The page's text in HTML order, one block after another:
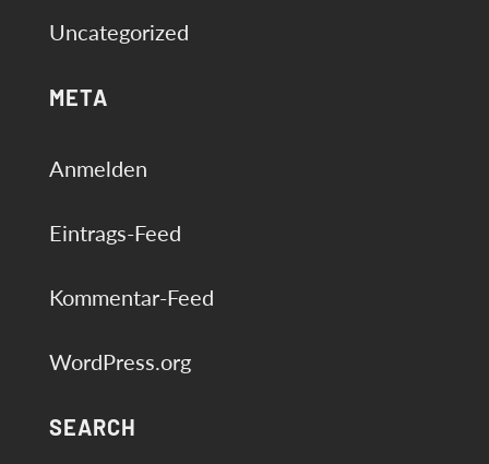
Uncategorized
META
Anmelden
Eintrags-Feed
Kommentar-Feed
WordPress.org
SEARCH